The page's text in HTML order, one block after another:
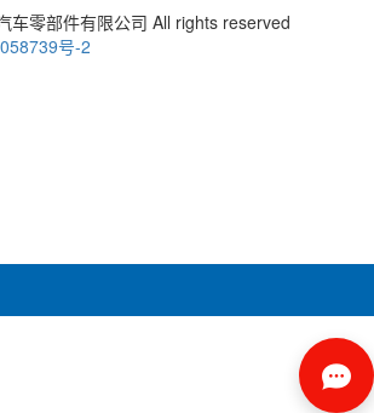
车零部件有限公司 All rights reserved
号-2